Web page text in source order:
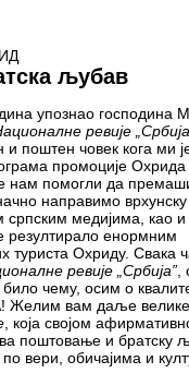
љубав
упознао господина
ревије Србија
и поштен човек кога ми
промоције Охрида
нам помогли да
направимо врхунску
српским медијима, као и
резултирало енормним
туриста Охриду. Свака
ревијe Србија”,
чему, осим о
Желим вам даље велике
, која својом
поштовање и братску
вери, обичајима и